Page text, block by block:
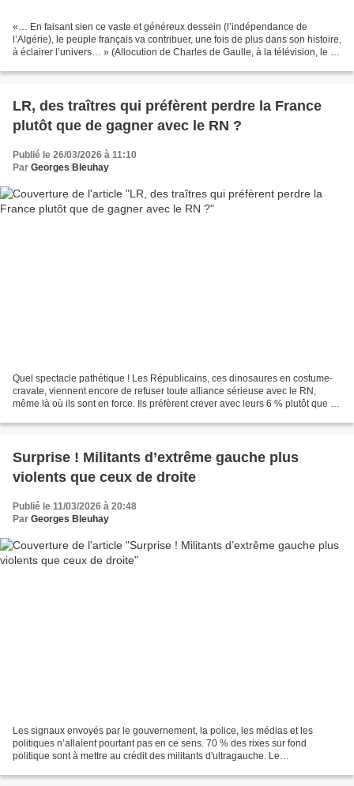
«… En faisant sien ce vaste et généreux dessein (l’indépendance de
l’Algérie), le peuple français va contribuer, une fois de plus dans son histoire,
à éclairer l’univers… » (Allocution de Charles de Gaulle, à la télévision, le 26
LR, des traîtres qui préfèrent perdre la France
plutôt que de gagner avec le RN ?
Publié le 26/03/2026 à 11:10
Par Georges Bleuhay
Quel spectacle pathétique ! Les Républicains, ces dinosaures en costume-
cravate, viennent encore de refuser toute alliance sérieuse avec le RN,
même là où ils sont en force. Ils préfèrent crever avec leurs 6 % plutôt que de
Surprise ! Militants d’extrême gauche plus
violents que ceux de droite
Publié le 11/03/2026 à 20:48
Par Georges Bleuhay
Les signaux envoyés par le gouvernement, la police, les médias et les
politiques n’allaient pourtant pas en ce sens. 70 % des rixes sur fond
politique sont à mettre au crédit des militants d'ultragauche. Le